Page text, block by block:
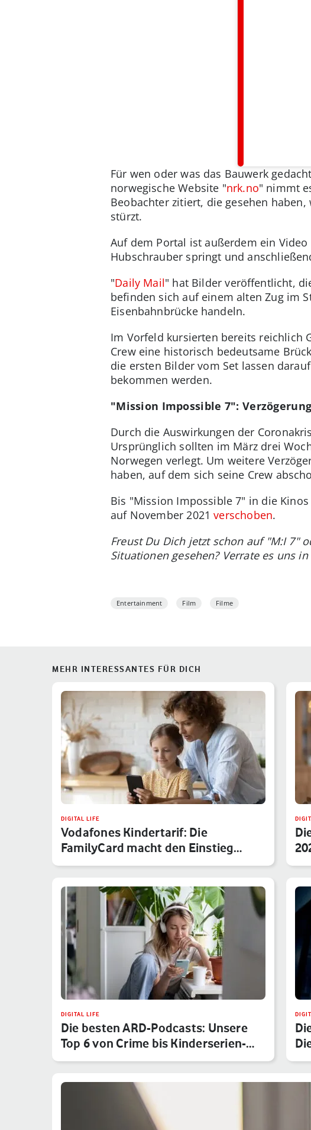
Für wen oder was das Bauwerk
norwegische Website "nrk.no" nimmt
Beobachter zitiert, die gesehen
stürzt.
Auf dem Portal ist außerdem ein
Hubschrauber springt und
"Daily Mail" hat Bilder veröffentlicht,
befinden sich auf einem alten Zug im
Eisenbahnbrücke handeln.
Im Vorfeld kursierten bereits reichlich
Crew eine historisch bedeutsame
die ersten Bilder vom Set lassen
bekommen werden.
"Mission Impossible 7":
Durch die Auswirkungen der
Ursprünglich sollten im März drei
Norwegen verlegt. Um weitere
haben, auf dem sich seine Crew
Bis "Mission Impossible 7" in die
auf November 2021verschoben.
Freust Du Dich jetzt schon auf "M:I 7"
Situationen gesehen? Verrate es uns
Entertainment Film Filme
MEHR INTERESSANTES FÜR DICH
DIGITAL LIFE
Vodafones Kindertarif: Die
FamilyCard macht den Einstieg
sicher
DIGITAL LIFE
Die besten ARD-Podcasts: Unsere
Top 6 von Crime bis Kinderserien-…